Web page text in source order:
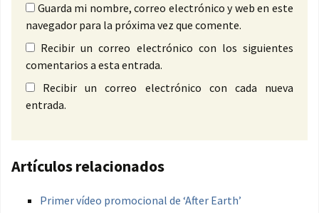
Guarda mi nombre, correo electrónico y web en este
navegador para la próxima vez que comente.
Recibir un correo electrónico con los siguientes
comentarios a esta entrada.
Recibir un correo electrónico con cada nueva
entrada.
Artículos relacionados
Primer vídeo promocional de ‘After Earth’